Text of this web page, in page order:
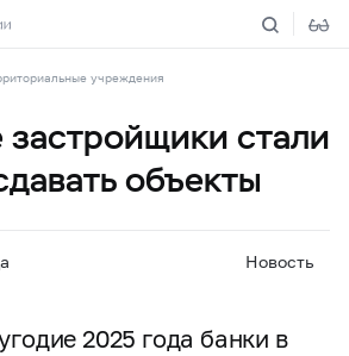
учреждения
застройщики стали
объекты
Новость
2025 года банки в